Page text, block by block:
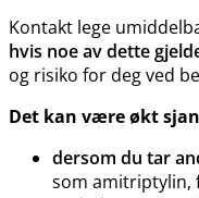
Kontakt lege
hvis noe av dette
og risiko for deg ved
Det kan være økt
dersom du tar
som amitriptylin,